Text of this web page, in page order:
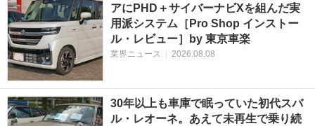
アにPHD＋サイバーナビXを組んだ実
用派システム［Pro Shop インストー
ル・レビュー］by 東京車楽
業界ニュース 2026.08.08
30年以上も車庫で眠っていた初代スバ
ル・レオーネ。あえて未再生で乗り続